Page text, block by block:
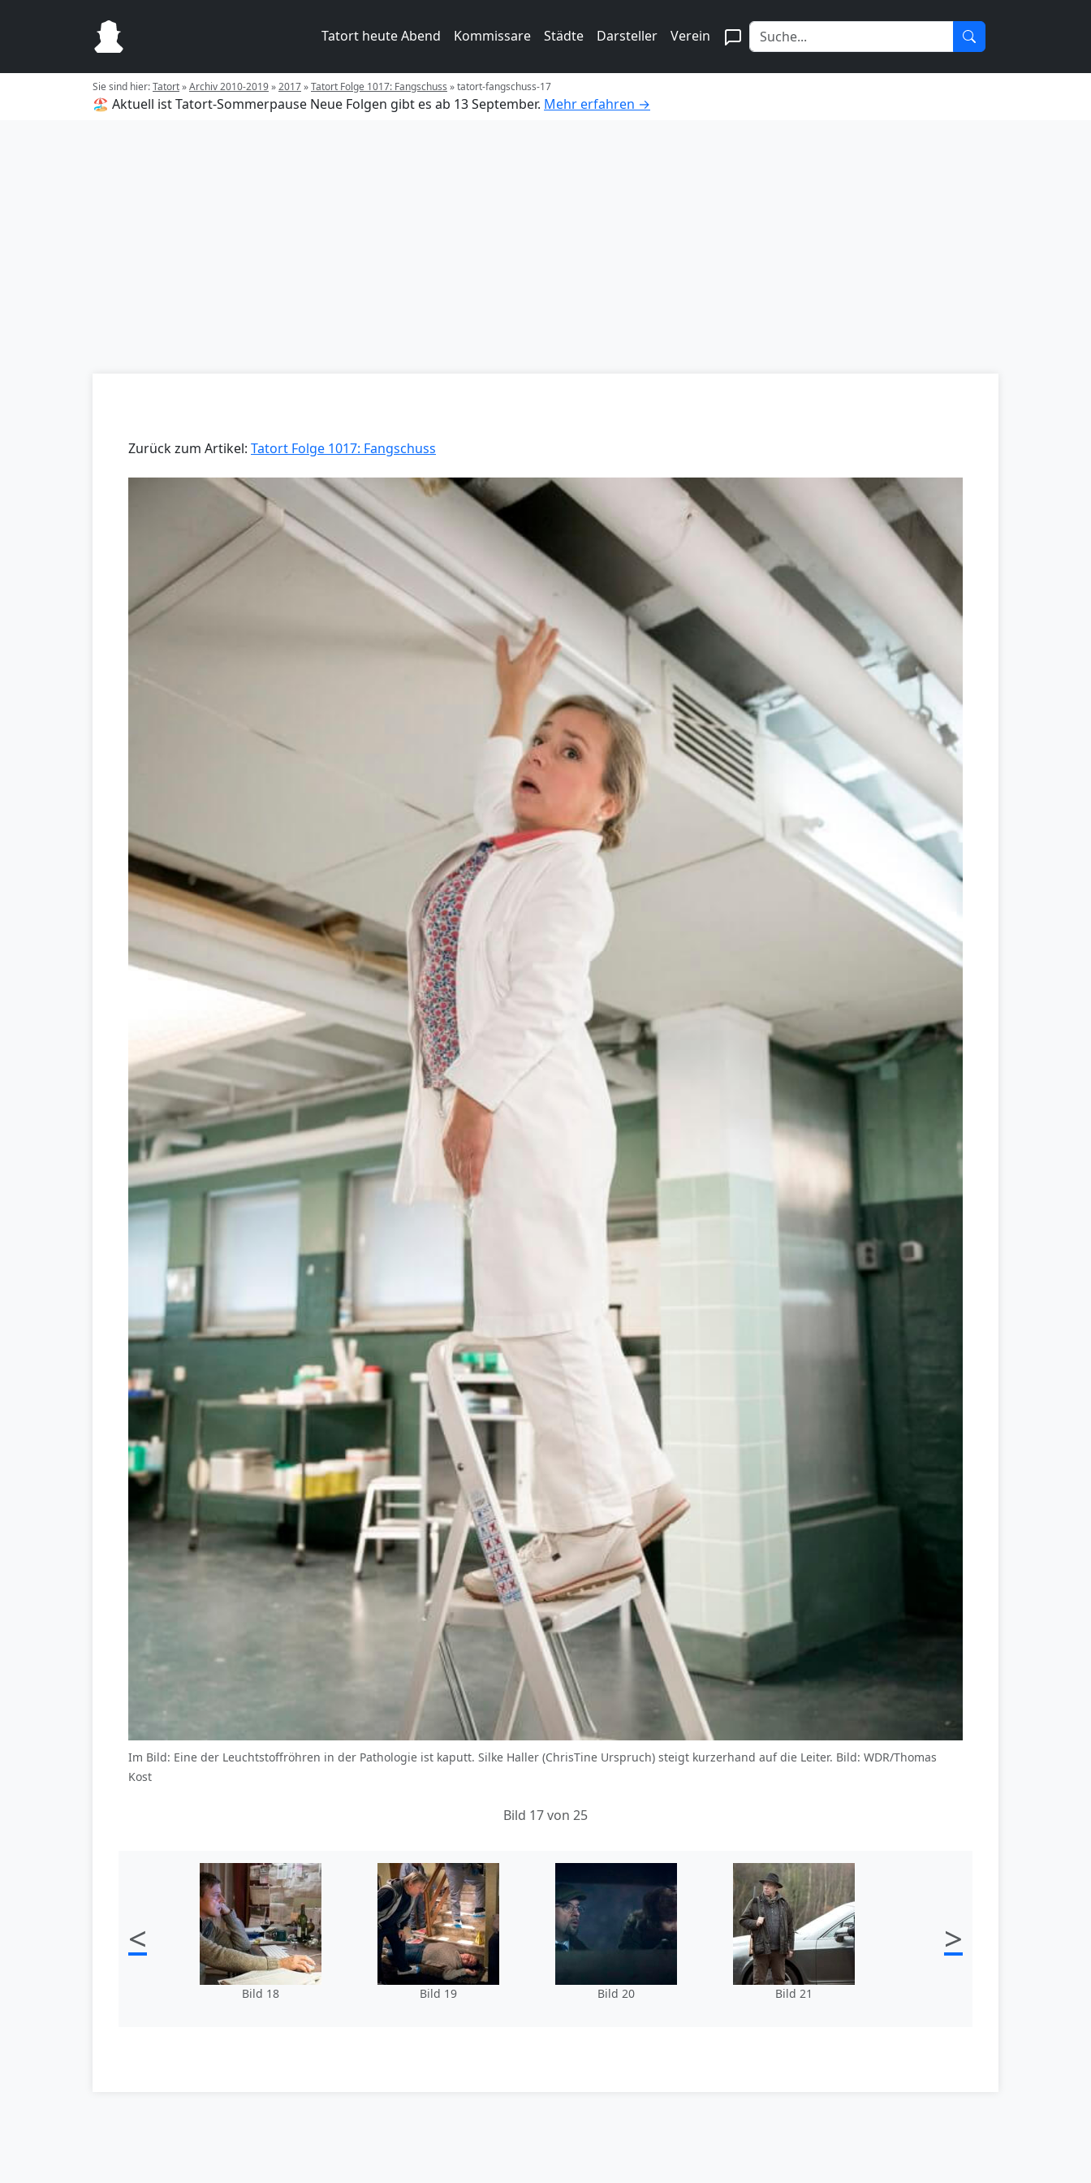
Tatort heute Abend Kommissare Städte Darsteller Verein
Sie sind hier:Tatort»Archiv 2010-2019»2017»Tatort Folge 1017: Fangschuss »tatort-fangschuss-17
🏖️ Aktuell ist Tatort-Sommerpause Neue Folgen gibt es ab 13 September. Mehr erfahren →
Zurück zum Artikel: Tatort Folge 1017: Fangschuss
Im Bild: Eine der Leuchtstoffröhren in der Pathologie ist kaputt. Silke Haller (ChrisTine Urspruch) steigt kurzerhand auf die Leiter. Bild: WDR/Thomas
Kost
Bild 17 von 25
<
Bild 18 Bild 19 Bild 20 Bild 21
>